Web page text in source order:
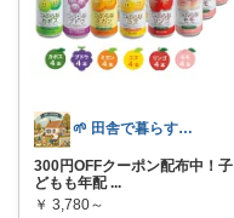
🌱 田舎で暮らす40代ママのROOM
300円OFFクーポン配布中！子
どもも年配 ...
￥ 3,780～